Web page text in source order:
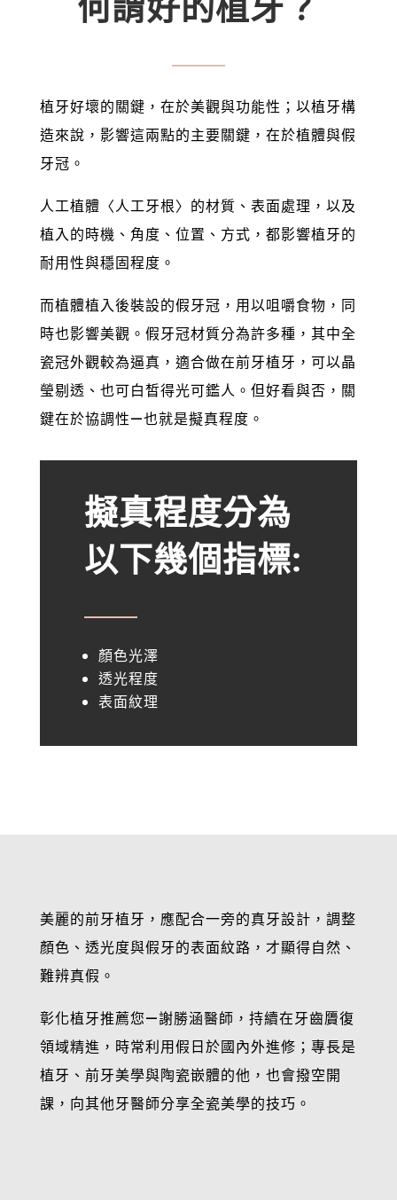
植牙好壞的關鍵，在於美觀與功能性；以植牙構
造來說，影響這兩點的主要關鍵，在於植體與假
牙冠。
人工植體〈人工牙根〉的材質、表面處理，以及
植入的時機、角度、位置、方式，都影響植牙的
耐用性與穩固程度。
而植體植入後裝設的假牙冠，用以咀嚼食物，同
時也影響美觀。假牙冠材質分為許多種，其中全
瓷冠外觀較為逼真，適合做在前牙植牙，可以晶
瑩剔透、也可白皙得光可鑑人。但好看與否，關
鍵在於協調性—也就是擬真程度。
擬真程度分為
以下幾個指標:
顏色光澤
透光程度
表面紋理
美麗的前牙植牙，應配合一旁的真牙設計，調整
顏色、透光度與假牙的表面紋路，才顯得自然、
難辨真假。
彰化植牙推薦您—謝勝涵醫師，持續在牙齒贗復
領域精進，時常利用假日於國內外進修；專長是
植牙、前牙美學與陶瓷嵌體的他，也會撥空開
課，向其他牙醫師分享全瓷美學的技巧。